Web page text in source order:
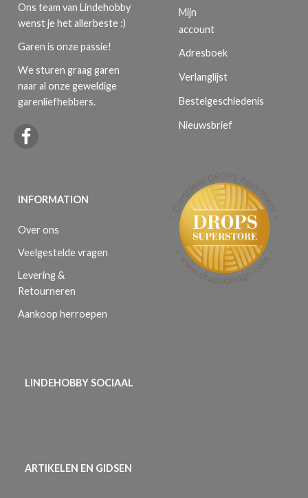
Ons team van Lindehobby
wenst je het allerbeste :)
Garen is onze passie!
We sturen graag garen
naar al onze geweldige
garenliefhebbers.
INFORMATION
Over ons
Veelgestelde vragen
Levering &
Retourneren
Aankoop herroepen
Mijn
account
Adresboek
Verlanglijst
Bestelgeschiedenis
Nieuwsbrief
LINDEHOBBY SOCIAAL
ARTIKELEN EN GIDSEN